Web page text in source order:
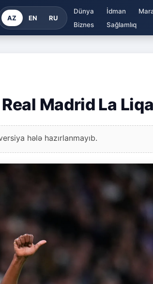
AZ EN RU
Dünya İdman
Biznes
Sağlamlıq
Madrid La
hələ hazırlanmayıb.